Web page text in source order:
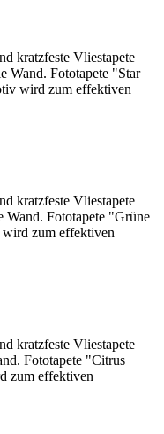
kratzfeste Vliestapete
Wand. Fototapete "Star
wird zum effektiven
kratzfeste Vliestapete
Wand. Fototapete "Grüne
zum effektiven
kratzfeste Vliestapete
Fototapete "Citrus
zum effektiven